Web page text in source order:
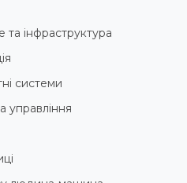
інфраструктура
системи
управління